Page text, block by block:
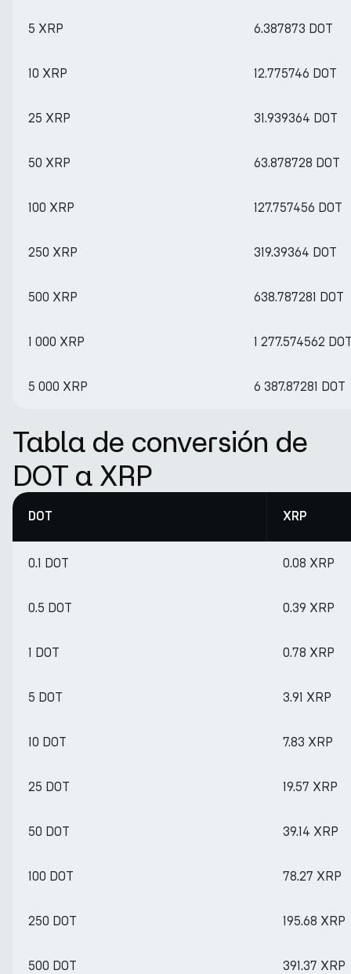
5 XRP 6.387873 DOT
10 XRP 12.775746 DOT
25 XRP 31.939364 DOT
50 XRP 63.878728 DOT
100 XRP 127.757456 DOT
250 XRP 319.39364 DOT
500 XRP 638.787281 DOT
1 000 XRP 1 277.574562
5 000 XRP 6 387.87281 DOT
Tabla de conversión de
DOT a XRP
DOT XRP
0.1 DOT 0.08 XRP
0.5 DOT 0.39 XRP
1 DOT 0.78 XRP
5 DOT 3.91 XRP
10 DOT 7.83 XRP
25 DOT 19.57 XRP
50 DOT 39.14 XRP
100 DOT 78.27 XRP
250 DOT 195.68 XRP
500 DOT 391.37 XRP